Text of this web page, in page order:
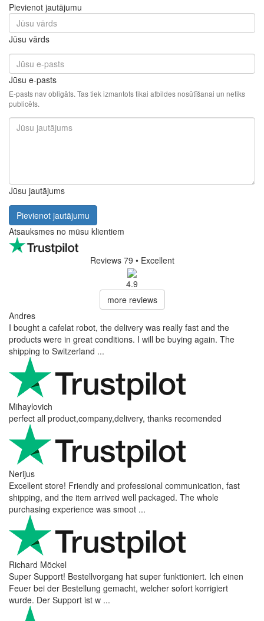
Pievienot jautājumu
Jūsu vārds
Jūsu e-pasts
E-pasts nav obligāts. Tas tiek izmantots tikai atbildes nosūtīšanai un netiks
publicēts.
Jūsu jautājums
Pievienot jautājumu
Atsauksmes no mūsu klientiem
Reviews 79 • Excellent
4.9
more reviews
Andres
I bought a cafelat robot, the delivery was really fast and the
products were in great conditions. I will be buying again. The
shipping to Switzerland ...
Mihaylovich
perfect all product,company,delivery, thanks recomended
Nerijus
Excellent store! Friendly and professional communication, fast
shipping, and the item arrived well packaged. The whole
purchasing experience was smoot ...
Richard Möckel
Super Support! Bestellvorgang hat super funktioniert. Ich einen
Feuer bei der Bestellung gemacht, welcher sofort korrigiert
wurde. Der Support ist w ...